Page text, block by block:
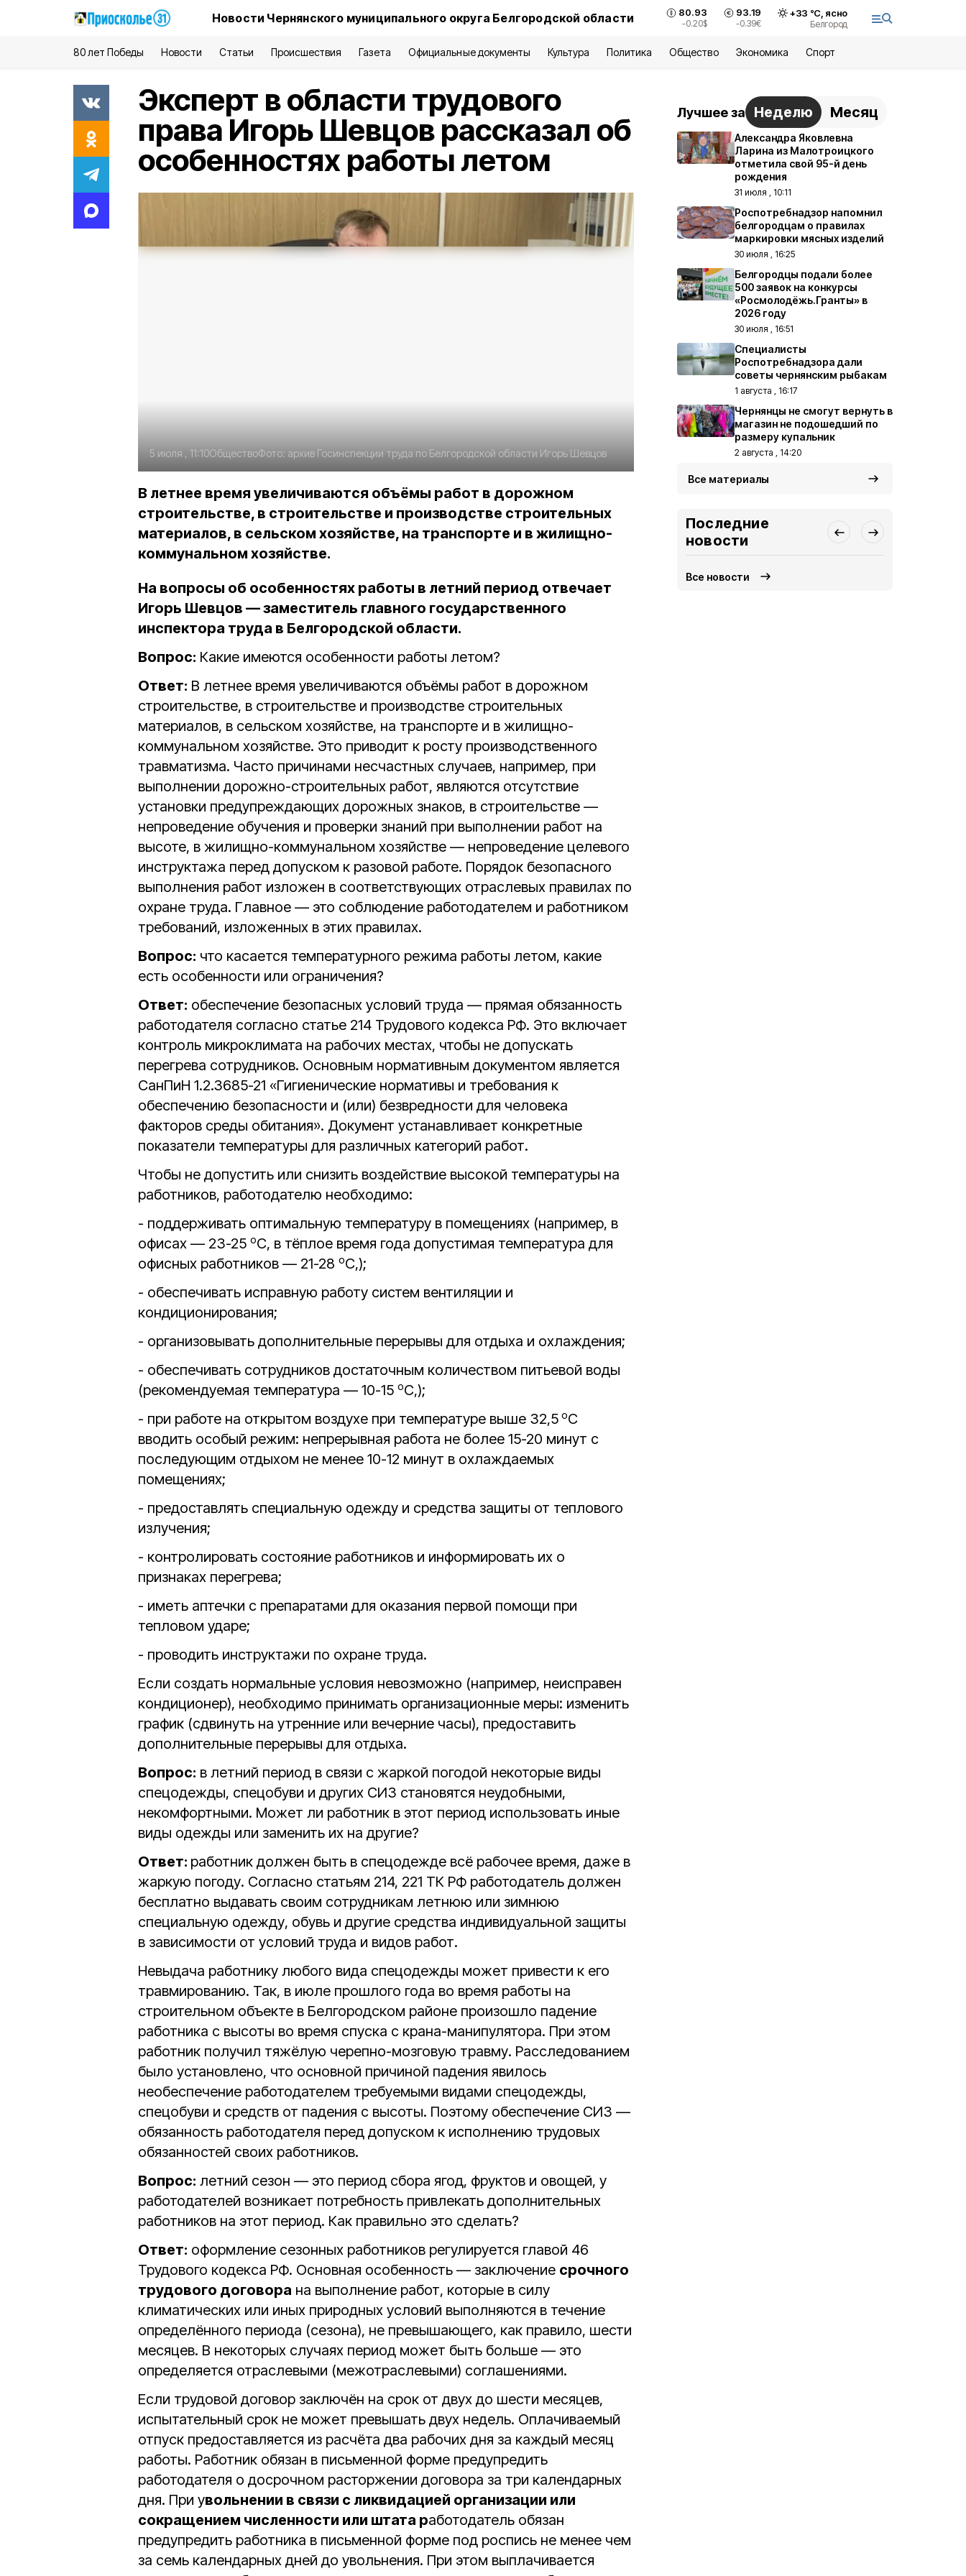
Новости Чернянского муниципального округа Белгородской области 80.93
-0.20$
93.19
-0.39€
+33 °С, ясно
Белгород
80 лет Победы Новости Статьи Происшествия Газета Официальные документы Культура Политика Общество Экономика Спорт
Эксперт в области трудового
права Игорь Шевцов рассказал об
особенностях работы летом
5 июля , 11:10ОбществоФото: архив Госинспекции труда по Белгородской области Игорь Шевцов
В летнее время увеличиваются объёмы работ в дорожном
строительстве, в строительстве и производстве строительных
материалов, в сельском хозяйстве, на транспорте и в жилищно-
коммунальном хозяйстве.
На вопросы об особенностях работы в летний период отвечает
Игорь Шевцов — заместитель главного государственного
инспектора труда в Белгородской области.
Вопрос: Какие имеются особенности работы летом?
Ответ: В летнее время увеличиваются объёмы работ в дорожном
строительстве, в строительстве и производстве строительных
материалов, в сельском хозяйстве, на транспорте и в жилищно-
коммунальном хозяйстве. Это приводит к росту производственного
травматизма. Часто причинами несчастных случаев, например, при
выполнении дорожно-строительных работ, являются отсутствие
установки предупреждающих дорожных знаков, в строительстве —
непроведение обучения и проверки знаний при выполнении работ на
высоте, в жилищно-коммунальном хозяйстве — непроведение целевого
инструктажа перед допуском к разовой работе. Порядок безопасного
выполнения работ изложен в соответствующих отраслевых правилах по
охране труда. Главное — это соблюдение работодателем и работником
требований, изложенных в этих правилах.
Вопрос: что касается температурного режима работы летом, какие
есть особенности или ограничения?
Ответ: обеспечение безопасных условий труда — прямая обязанность
работодателя согласно статье 214 Трудового кодекса РФ. Это включает
контроль микроклимата на рабочих местах, чтобы не допускать
перегрева сотрудников. Основным нормативным документом является
СанПиН 1.2.3685-21 «Гигиенические нормативы и требования к
обеспечению безопасности и (или) безвредности для человека
факторов среды обитания». Документ устанавливает конкретные
показатели температуры для различных категорий работ.
Чтобы не допустить или снизить воздействие высокой температуры на
работников, работодателю необходимо:
- поддерживать оптимальную температуру в помещениях (например, в
офисах — 23-25 оC, в тёплое время года допустимая температура для
офисных работников — 21-28 оC,);
- обеспечивать исправную работу систем вентиляции и
кондиционирования;
- организовывать дополнительные перерывы для отдыха и охлаждения;
- обеспечивать сотрудников достаточным количеством питьевой воды
(рекомендуемая температура — 10-15 оC,);
- при работе на открытом воздухе при температуре выше 32,5 оC
вводить особый режим: непрерывная работа не более 15-20 минут с
последующим отдыхом не менее 10-12 минут в охлаждаемых
помещениях;
- предоставлять специальную одежду и средства защиты от теплового
излучения;
- контролировать состояние работников и информировать их о
признаках перегрева;
- иметь аптечки с препаратами для оказания первой помощи при
тепловом ударе;
- проводить инструктажи по охране труда.
Если создать нормальные условия невозможно (например, неисправен
кондиционер), необходимо принимать организационные меры: изменить
график (сдвинуть на утренние или вечерние часы), предоставить
дополнительные перерывы для отдыха.
Вопрос: в летний период в связи с жаркой погодой некоторые виды
спецодежды, спецобуви и других СИЗ становятся неудобными,
некомфортными. Может ли работник в этот период использовать иные
виды одежды или заменить их на другие?
Ответ: работник должен быть в спецодежде всё рабочее время, даже в
жаркую погоду. Согласно статьям 214, 221 ТК РФ работодатель должен
бесплатно выдавать своим сотрудникам летнюю или зимнюю
специальную одежду, обувь и другие средства индивидуальной защиты
в зависимости от условий труда и видов работ.
Невыдача работнику любого вида спецодежды может привести к его
травмированию. Так, в июле прошлого года во время работы на
строительном объекте в Белгородском районе произошло падение
работника с высоты во время спуска с крана-манипулятора. При этом
работник получил тяжёлую черепно-мозговую травму. Расследованием
было установлено, что основной причиной падения явилось
необеспечение работодателем требуемыми видами спецодежды,
спецобуви и средств от падения с высоты. Поэтому обеспечение СИЗ —
обязанность работодателя перед допуском к исполнению трудовых
обязанностей своих работников.
Вопрос: летний сезон — это период сбора ягод, фруктов и овощей, у
работодателей возникает потребность привлекать дополнительных
работников на этот период. Как правильно это сделать?
Ответ: оформление сезонных работников регулируется главой 46
Трудового кодекса РФ. Основная особенность — заключение срочного
трудового договора на выполнение работ, которые в силу
климатических или иных природных условий выполняются в течение
определённого периода (сезона), не превышающего, как правило, шести
месяцев. В некоторых случаях период может быть больше — это
определяется отраслевыми (межотраслевыми) соглашениями.
Если трудовой договор заключён на срок от двух до шести месяцев,
испытательный срок не может превышать двух недель. Оплачиваемый
отпуск предоставляется из расчёта два рабочих дня за каждый месяц
работы. Работник обязан в письменной форме предупредить
работодателя о досрочном расторжении договора за три календарных
дня. При увольнении в связи с ликвидацией организации или
сокращением численности или штата работодатель обязан
предупредить работника в письменной форме под роспись не менее чем
за семь календарных дней до увольнения. При этом выплачивается
Лучшее за Неделю Месяц
Александра Яковлевна
Ларина из Малотроицкого
отметила свой 95-й день
рождения
31 июля , 10:11
Роспотребнадзор напомнил
белгородцам о правилах
маркировки мясных изделий
30 июля , 16:25
Белгородцы подали более
500 заявок на конкурсы
«Росмолодёжь.Гранты» в
2026 году
30 июля , 16:51
Специалисты
Роспотребнадзора дали
советы чернянским рыбакам
1 августа , 16:17
Чернянцы не смогут вернуть в
магазин не подошедший по
размеру купальник
2 августа , 14:20
Все материалы
Последние
новости
Все новости